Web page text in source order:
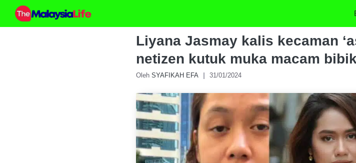
Skip
Liyana Jasmay kalis kecaman
netizen kutuk muka macam
Oleh SYAFIKAH EFA 31/01/2024